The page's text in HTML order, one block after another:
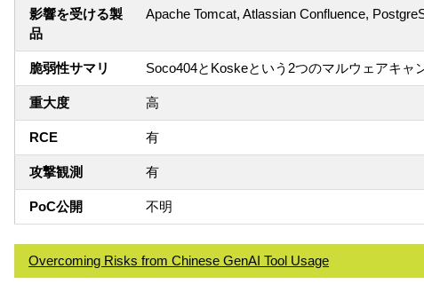
影響を受ける製
品
Apache Tomcat, Atlassian Confluence,
脆弱性サマリ Soco404とKoskeという2つのマルウェアキャ
重大度 高
RCE 有
攻撃観測 有
PoC公開 不明
Overcoming Risks from Chinese GenAI Tool Usage